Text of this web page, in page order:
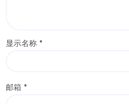
显示名称 *
邮箱 *